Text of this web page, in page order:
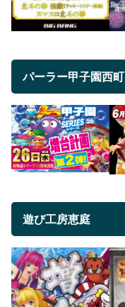
パーラー甲子園西町
遊び工房恵庭